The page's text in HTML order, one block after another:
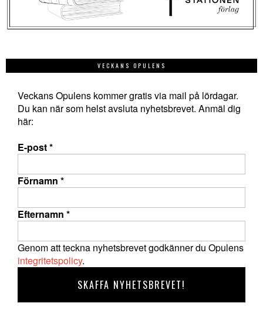
VECKANS OPULENS
Veckans Opulens kommer gratis via mail på lördagar.
Du kan när som helst avsluta nyhetsbrevet. Anmäl dig
här:
E-post*
Förnamn *
Efternamn *
Genom att teckna nyhetsbrevet godkänner du Opulens
integritetspolicy.